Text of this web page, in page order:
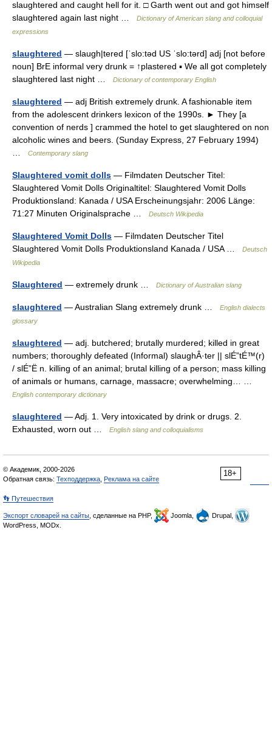
slaughtered and caught hell for it. □ Garth went out and got himself
slaughtered again last night …
Dictionary of American slang and colloquial
expressions
slaughtered — slaugh|tered [ˈslo:təd US ˈslo:tərd] adj [not before
noun] BrE informal very drunk = ↑plastered ▪ We all got completely
slaughtered last night …
Dictionary of contemporary English
slaughtered — adj British extremely drunk. A fashionable item
from the adolescent drinkers lexicon of the 1990s. ► They [a
convention of nerds ] crammed the hotel to get slaughtered on non
alcoholic wines and beers. (Sunday Express, 27 February 1994)
…
Contemporary slang
Slaughtered vomit dolls — Filmdaten Deutscher Titel:
Slaughtered Vomit Dolls Originaltitel: Slaughtered Vomit Dolls
Produktionsland: Kanada / USA Erscheinungsjahr: 2006 Länge:
71:27 Minuten Originalsprache …
Deutsch Wikipedia
Slaughtered Vomit Dolls — Filmdaten Deutscher Titel
Slaughtered Vomit Dolls Produktionsland Kanada / USA …
Deutsch
Wikipedia
Slaughtered — extremely drunk … Dictionary of Australian slang
slaughtered — Australian Slang extremely drunk …
English dialects
glossary
slaughtered — adj. butchered; brutally murdered; killed in great
numbers; thoroughly defeated (Informal) slaughÂ·ter || slÉ”tÉ™(r)
/ slÉ”Ë n. killing of an animal; brutal killing of a person; mass killing
of animals or humans, carnage, massacre; overwhelming… …
English contemporary dictionary
slaughtered — Adj. 1. Very intoxicated by drink or drugs. 2.
Exhausted, worn out …
English slang and colloquialisms
18+
© Академик, 2000-2026
Обратная связь: Техподдержка Реклама на сайте
👣 Путешествия
Экспорт словарей на сайты , сделанные на PHP, Joomla,
Drupal,
WordPress, MODx.